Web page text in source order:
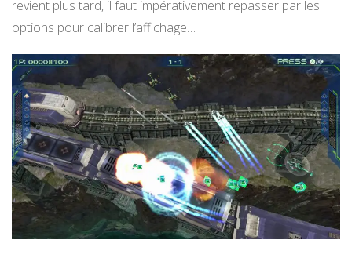
revient plus tard, il faut impérativement repasser par les
options pour calibrer l’affichage…